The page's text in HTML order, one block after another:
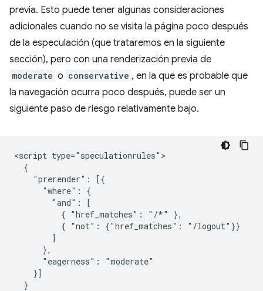
previa. Esto puede tener algunas consideraciones
adicionales cuando no se visita la página poco después
de la especulación (que trataremos en la siguiente
sección), pero con una renderización previa de
moderate o conservative , en la que es probable que
la navegación ocurra poco después, puede ser un
siguiente paso de riesgo relativamente bajo.
<script type="speculationrules">
  {
    "prerender": [{
      "where": {
        "and": [
          { "href_matches": "/*" },
          { "not": {"href_matches": "/logout"}}
        ]
      },
      "eagerness": "moderate"
    }]
  }